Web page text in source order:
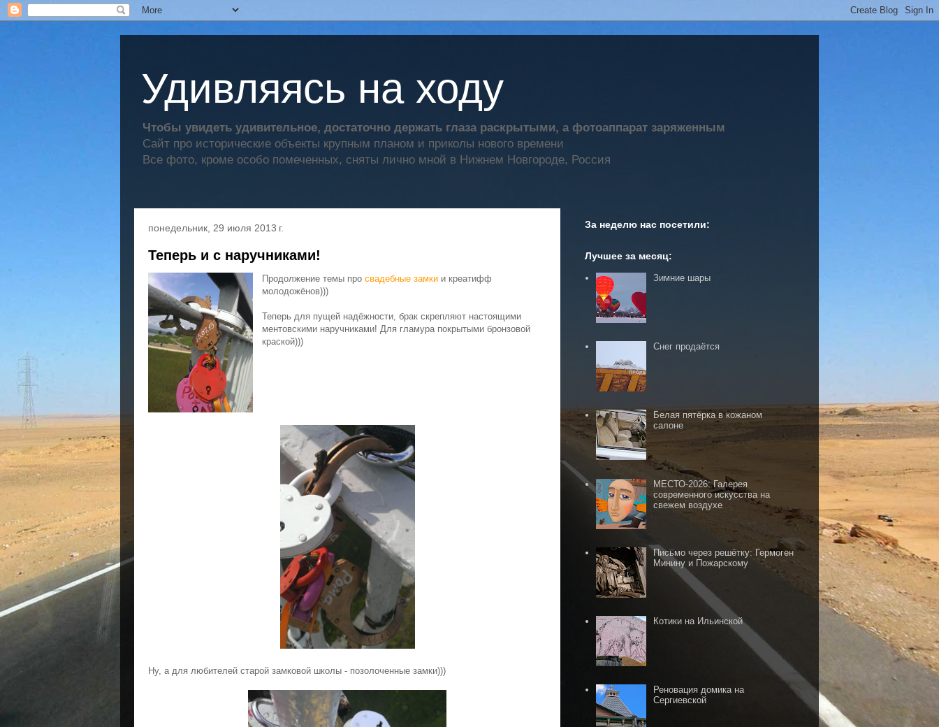
Удивляясь на ходу
Чтобы увидеть удивительное, достаточно держать глаза раскрытыми, а фотоаппарат заряженным
Сайт про исторические объекты крупным планом и приколы нового времени
Все фото, кроме особо помеченных, сняты лично мной в Нижнем Новгороде, Россия
понедельник, 29 июля 2013 г.
Теперь и с наручниками!
Продолжение темы про свадебные замки и креатифф
молодожёнов)))
Теперь для пущей надёжности, брак скрепляют настоящими
ментовскими наручниками! Для гламура покрытыми бронзовой
краской)))
Ну, а для любителей старой замковой школы - позолоченные замки)))
За неделю нас посетили:
Лучшее за месяц:
Зимние шары
Снег продаётся
Белая пятёрка в кожаном
салоне
МЕСТО-2026: Галерея
современного искусства на
свежем воздухе
Письмо через решётку: Гермоген
Минину и Пожарскому
Котики на Ильинской
Реновация домика на
Сергиевской